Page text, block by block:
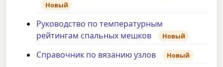
Новый
Руководство по температурным
рейтингам спальных мешков
Новый
Справочник по вязанию узлов Новый